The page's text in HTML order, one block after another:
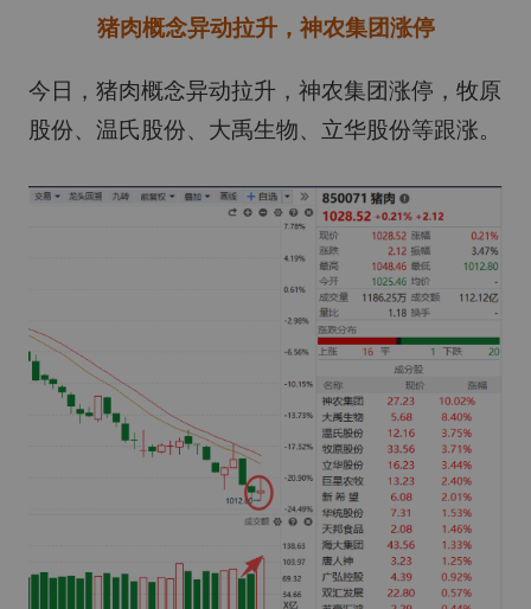
猪肉概念异动拉升，神农集团涨停
今日，猪肉概念异动拉升，神农集团涨停，牧原
股份、温氏股份、大禹生物、立华股份等跟涨。